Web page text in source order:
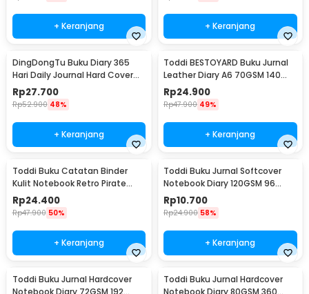
+ Keranjang + Keranjang
DingDongTu Buku Diary 365
Hari Daily Journal Hard Cover
128 Lembar - DDT-4083
Rp27.700
Rp52.900 48%
+ Keranjang
Toddi BESTOYARD Buku Jurnal
Leather Diary A6 70GSM 140
Halaman Blank - ZB-45
Rp24.900
Rp47.900 49%
+ Keranjang
Toddi Buku Catatan Binder
Kulit Notebook Retro Pirate
Compass - ZB-45
Rp24.400
Rp47.900 50%
+ Keranjang
Toddi Buku Jurnal Softcover
Notebook Diary 120GSM 96
Halaman Blank - BQ-14
Rp10.700
Rp24.900 58%
+ Keranjang
Toddi Buku Jurnal Hardcover
Notebook Diary 72GSM 192
Toddi Buku Jurnal Hardcover
Notebook Diary 80GSM 360